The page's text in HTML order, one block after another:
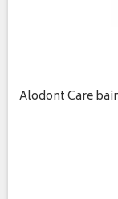
Alodont Care